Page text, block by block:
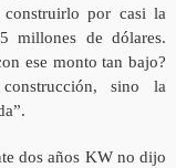
por casi la
millones de dólares.
ese monto tan bajo?
sino la
dos años KW no dijo